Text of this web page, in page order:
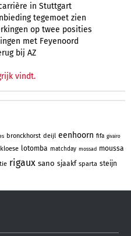
in Stuttgart
tegemoet zien
op twee posities
met Feyenoord
bij AZ
vindt.
bronckhorst deijl eenhoorn fifa givairo
kloese lotomba matchday mossad moussa
rigaux sano sjaakf sparta steijn